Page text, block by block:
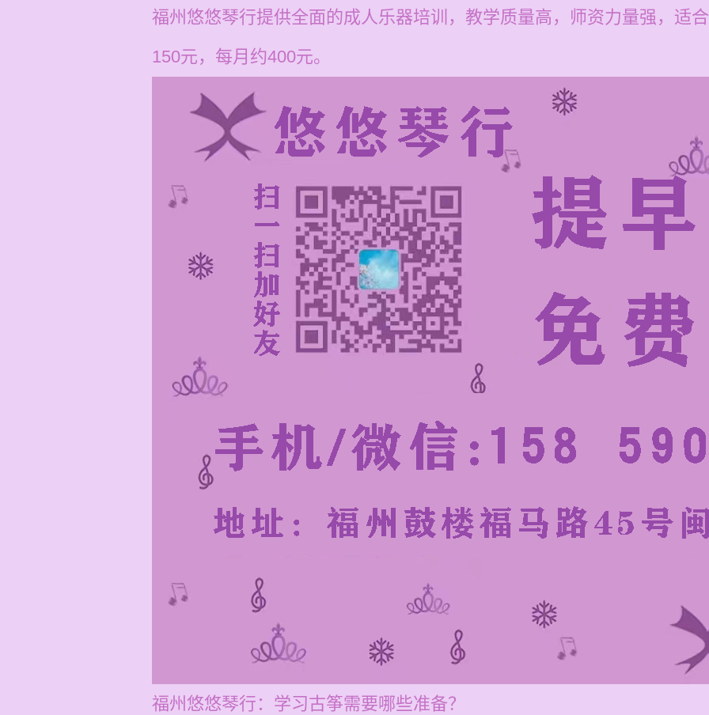
福州悠悠琴行提供全面的成人乐器培训，教学质量高，师资力量强，适
150元，每月约400元。
福州悠悠琴行：学习古筝需要哪些准备？